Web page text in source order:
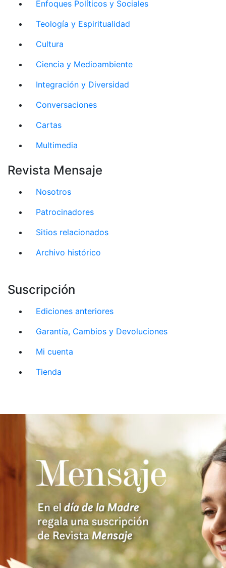
Enfoques Políticos y Sociales
Teología y Espiritualidad
Cultura
Ciencia y Medioambiente
Integración y Diversidad
Conversaciones
Cartas
Multimedia
Revista Mensaje
Nosotros
Patrocinadores
Sitios relacionados
Archivo histórico
Suscripción
Ediciones anteriores
Garantía, Cambios y Devoluciones
Mi cuenta
Tienda